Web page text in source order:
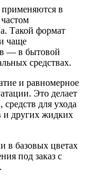
в
Такой формат
чаще
— в бытовой
средствах.
и равномерное
Это делает
для ухода
и других жидких
в базовых цветах
под заказ с